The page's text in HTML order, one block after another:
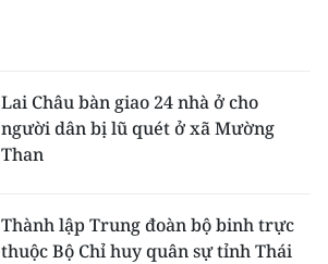
Lai Châu bàn giao 24 nhà ở cho
người dân bị lũ quét ở xã Mường
Than
Thành lập Trung đoàn bộ binh trực
thuộc Bộ Chỉ huy quân sự tỉnh Thái